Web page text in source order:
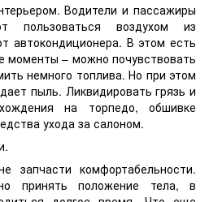
Водители и пассажиры
пользоваться воздухом из
автокондиционера. В этом есть
моменты – можно почувствовать
немного топлива. Но при этом
пыль. Ликвидировать грязь и
на торпедо, обшивке
ухода за салоном.
запчасти комфортабельности.
принять положение тела, в